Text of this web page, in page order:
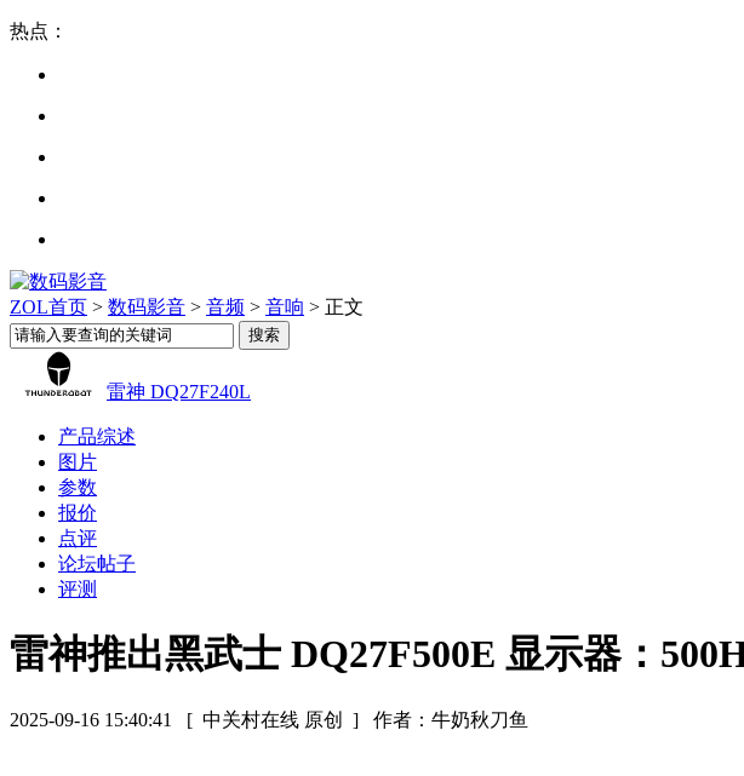
热点：
ZOL首页 > 数码影音 > 音频 > 音响 > 正文
雷神 DQ27F240L
产品综述
图片
参数
报价
点评
论坛帖子
评测
雷神推出黑武士 DQ27F500E 显示器：
2025-09-16 15:40:41 [ 中关村在线 原创 ] 作者：牛奶秋刀鱼